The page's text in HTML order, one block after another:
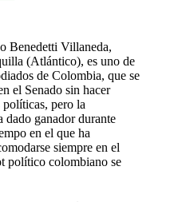
Benedetti Villaneda,
(Atlántico), es uno de
de Colombia, que se
el Senado sin hacer
políticas, pero la
dado ganador durante
en el que ha
siempre en el
político colombiano se